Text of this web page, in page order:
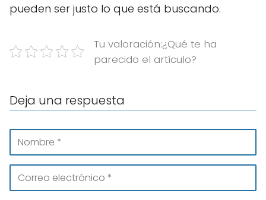
pueden ser justo lo que está buscando.
Tu valoración:¿Qué te ha
parecido el artículo?
Deja una respuesta